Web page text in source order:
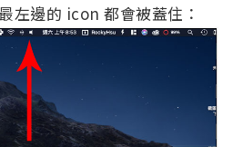
左邊的 icon 都會被蓋住：